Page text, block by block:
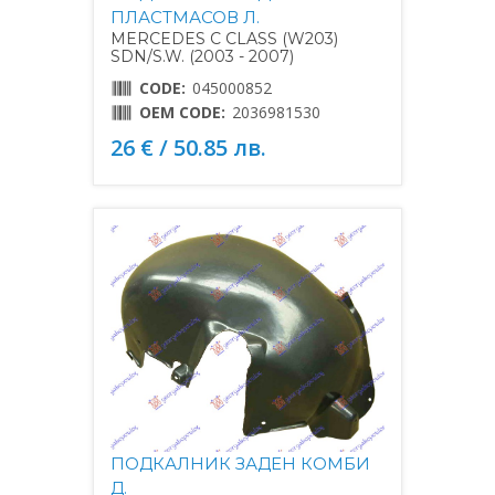
ПЛАСТМАСОВ Л.
MERCEDES C CLASS (W203)
SDN/S.W. (2003 - 2007)
CODE: 045000852
OEM CODE: 2036981530
26 € / 50.85 лв.
ПОДКАЛНИК ЗАДЕН КОМБИ
Д.